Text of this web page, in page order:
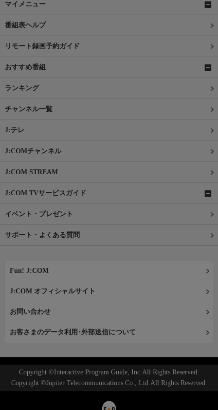
マイメニュー
番組表ヘルプ
リモート録画予約ガイド
おすすめ番組
ランキング
チャンネル一覧
J:テレ
J:COMチャンネル
J:COM STREAM
J:COM TVサービスガイド
イベント・プレゼント
サポート・よくある質問
Fun! J:COM
J:COM オフィシャルサイト
お問い合わせ
お客さまのデータ利用･外部送信について
Copyright ©Interactive Program Guide, Inc.All Rights Reserved.
Copyright ©Jupiter Telecommunications Co., Ltd.All Rights Reserved.